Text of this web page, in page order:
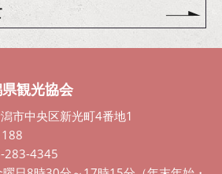
観光協会
市中央区新光町4番地1
283-4345